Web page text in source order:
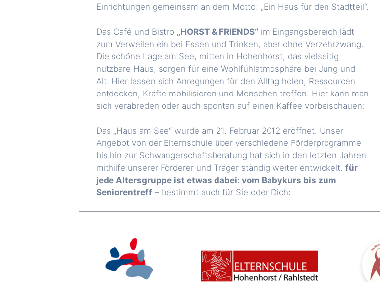
Einrichtungen gemeinsam an dem Motto: „Ein Haus für den Stadtteil“.
Das Café und Bistro „HORST & FRIENDS“im Eingangsbereich lädt
zum Verweilen ein bei Essen und Trinken, aber ohne Verzehrzwang.
Die schöne Lage am See, mitten in Hohenhorst, das vielseitig
nutzbare Haus, sorgen für eine Wohlfühlatmosphäre bei Jung und
Alt. Hier lassen sich Anregungen für den Alltag holen, Ressourcen
entdecken, Kräfte mobilisieren und Menschen treffen. Hier kann man
sich verabreden oder auch spontan auf einen Kaffee vorbeischauen:
Das „Haus am See“ wurde am 21. Februar 2012 eröffnet. Unser
Angebot von der Elternschule über verschiedene Förderprogramme
bis hin zur Schwangerschaftsberatung hat sich in den letzten Jahren
mithilfe unserer Förderer und Träger ständig weiter entwickelt. für
jede Altersgruppe ist etwas dabei: vom Babykurs bis zum
Seniorentreff– bestimmt auch für Sie oder Dich: